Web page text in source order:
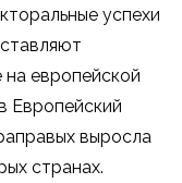
успехи
на европейской
Европейский
выросла
странах.